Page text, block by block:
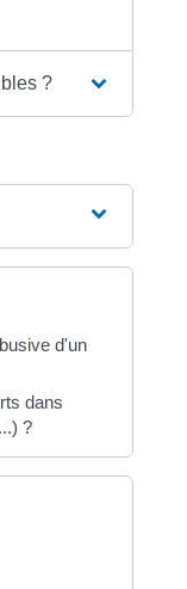
?
d'un
dans
?